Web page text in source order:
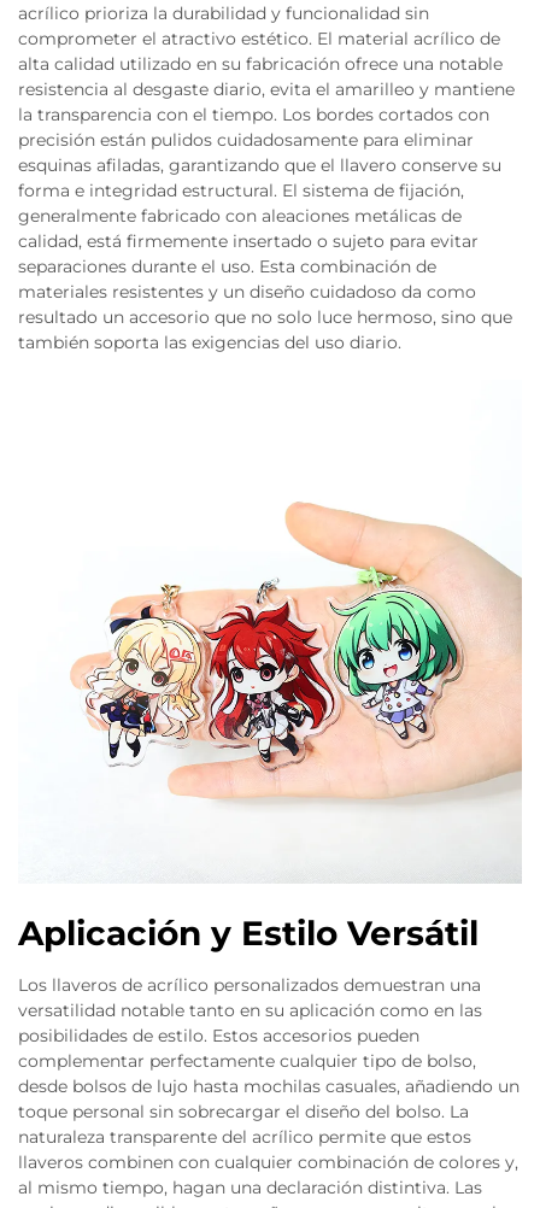
acrílico prioriza la durabilidad y funcionalidad sin
comprometer el atractivo estético. El material acrílico de
alta calidad utilizado en su fabricación ofrece una notable
resistencia al desgaste diario, evita el amarilleo y mantiene
la transparencia con el tiempo. Los bordes cortados con
precisión están pulidos cuidadosamente para eliminar
esquinas afiladas, garantizando que el llavero conserve su
forma e integridad estructural. El sistema de fijación,
generalmente fabricado con aleaciones metálicas de
calidad, está firmemente insertado o sujeto para evitar
separaciones durante el uso. Esta combinación de
materiales resistentes y un diseño cuidadoso da como
resultado un accesorio que no solo luce hermoso, sino que
también soporta las exigencias del uso diario.
Aplicación y Estilo Versátil
Los llaveros de acrílico personalizados demuestran una
versatilidad notable tanto en su aplicación como en las
posibilidades de estilo. Estos accesorios pueden
complementar perfectamente cualquier tipo de bolso,
desde bolsos de lujo hasta mochilas casuales, añadiendo un
toque personal sin sobrecargar el diseño del bolso. La
naturaleza transparente del acrílico permite que estos
llaveros combinen con cualquier combinación de colores y,
al mismo tiempo, hagan una declaración distintiva. Las